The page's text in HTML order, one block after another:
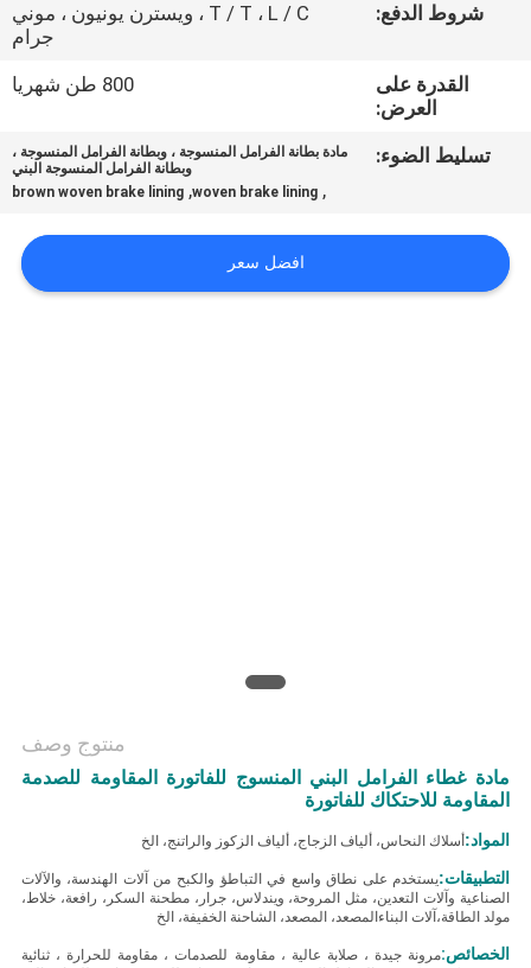
اطلب
اقتباس
PRIVACY
شروط الدفع:
T / T ، L / C ، ويسترن يونيون ، موني
جرام
القدرة على
العرض:
800 طن شهريا
تسليط الضوء:
مادة بطانة الفرامل المنسوجة ، وبطانة الفرامل المنسوجة ،
وبطانة الفرامل المنسوجة البني
,
woven brake lining
,
brown woven brake lining
افضل سعر
منتوج وصف
مادة غطاء الفرامل البني المنسوج للفاتورة المقاومة للصدمة
المقاومة للاحتكاك للفاتورة
المواد: أسلاك النحاس، ألياف الزجاج، ألياف الزكوز والراتنج، الخ
التطبيقات:يستخدم على نطاق واسع في التباطؤ والكبح من آلات الهندسة، والآلات
الصناعية وآلات التعدين، مثل المروحة، ويندلاس، جرار، مطحنة السكر، رافعة، خلاط،
مولد الطاقة،آلات البناءالمصعد، المصعد، الشاحنة الخفيفة، الخ
الخصائص:مرونة جيدة ، صلابة عالية ، مقاومة للصدمات ، مقاومة للحرارة ، ثنائية